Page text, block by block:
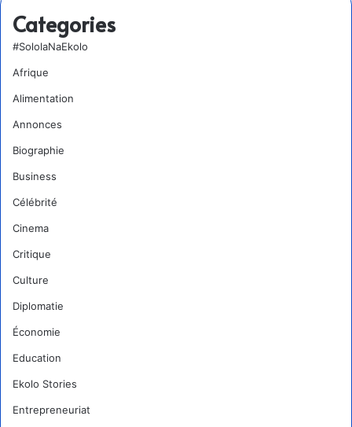
Categories
#SololaNaEkolo
Afrique
Alimentation
Annonces
Biographie
Business
Célébrité
Cinema
Critique
Culture
Diplomatie
Économie
Education
Ekolo Stories
Entrepreneuriat